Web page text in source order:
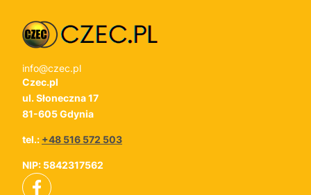
info@czec.pl
Czec.pl
ul. Słoneczna 17
81-605 Gdynia
tel.: +48 516 572 503
NIP: 5842317562